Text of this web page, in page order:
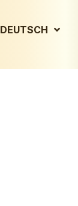
DEUTSCH